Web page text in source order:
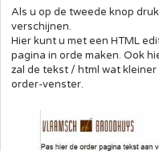
Als u op de tweede knop
verschijnen.
Hier kunt u met een HTML
pagina in orde maken. Ook
zal de tekst / html wat
order-venster.